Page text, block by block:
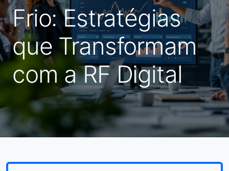
Frio: Estratégias
que Transformam
com a RF Digital